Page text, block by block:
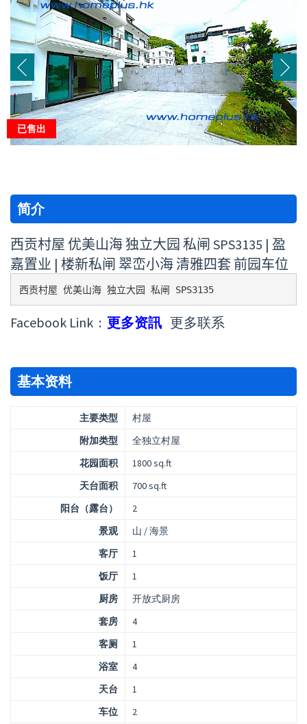
已售出
简介
西贡村屋 优美山海 独立大园 私闸 SPS3135 | 盈
嘉置业 | 楼新私闸 翠峦小海 清雅四套 前园车位
西贡村屋 优美山海 独立大园 私闸 SPS3135
Facebook Link : 更多资訊 更多联系
基本资料
主要类型
村屋
附加类型
全独立村屋
花园面积
1800 sq.ft
天台面积
700 sq.ft
阳台（露台）
2
景观
山 / 海景
客厅
1
饭厅
1
厨房
开放式厨房
套房
4
客厕
1
浴室
4
天台
1
车位
2